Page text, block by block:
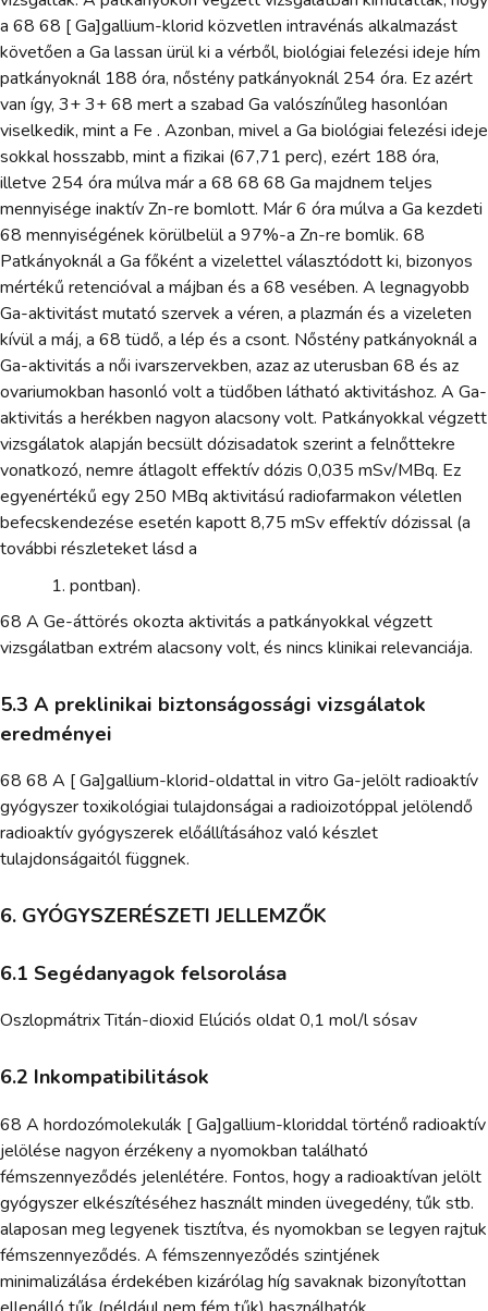
a 68 68 [ Ga]gallium-klorid közvetlen intravénás alkalmazást
követően a Ga lassan ürül ki a vérből, biológiai felezési ideje hím
patkányoknál 188 óra, nőstény patkányoknál 254 óra. Ez azért
van így, 3+ 3+ 68 mert a szabad Ga valószínűleg hasonlóan
viselkedik, mint a Fe . Azonban, mivel a Ga biológiai felezési ideje
sokkal hosszabb, mint a fizikai (67,71 perc), ezért 188 óra,
illetve 254 óra múlva már a 68 68 68 Ga majdnem teljes
mennyisége inaktív Zn-re bomlott. Már 6 óra múlva a Ga kezdeti
68 mennyiségének körülbelül a 97%-a Zn-re bomlik. 68
Patkányoknál a Ga főként a vizelettel választódott ki, bizonyos
mértékű retencióval a májban és a 68 vesében. A legnagyobb
Ga-aktivitást mutató szervek a véren, a plazmán és a vizeleten
kívül a máj, a 68 tüdő, a lép és a csont. Nőstény patkányoknál a
Ga-aktivitás a női ivarszervekben, azaz az uterusban 68 és az
ovariumokban hasonló volt a tüdőben látható aktivitáshoz. A Ga-
aktivitás a herékben nagyon alacsony volt. Patkányokkal végzett
vizsgálatok alapján becsült dózisadatok szerint a felnőttekre
vonatkozó, nemre átlagolt effektív dózis 0,035 mSv/MBq. Ez
egyenértékű egy 250 MBq aktivitású radiofarmakon véletlen
befecskendezése esetén kapott 8,75 mSv effektív dózissal (a
további részleteket lásd a
pontban).
68 A Ge-áttörés okozta aktivitás a patkányokkal végzett
vizsgálatban extrém alacsony volt, és nincs klinikai relevanciája.
5.3 A preklinikai biztonságossági vizsgálatok
eredményei
68 68 A [ Ga]gallium-klorid-oldattal in vitro Ga-jelölt radioaktív
gyógyszer toxikológiai tulajdonságai a radioizotóppal jelölendő
radioaktív gyógyszerek előállításához való készlet
tulajdonságaitól függnek.
6. GYÓGYSZERÉSZETI JELLEMZŐK
6.1 Segédanyagok felsorolása
Oszlopmátrix Titán-dioxid Elúciós oldat 0,1 mol/l sósav
6.2 Inkompatibilitások
68 A hordozómolekulák [ Ga]gallium-kloriddal történő radioaktív
jelölése nagyon érzékeny a nyomokban található
fémszennyeződés jelenlétére. Fontos, hogy a radioaktívan jelölt
gyógyszer elkészítéséhez használt minden üvegedény, tűk stb.
alaposan meg legyenek tisztítva, és nyomokban se legyen rajtuk
fémszennyeződés. A fémszennyeződés szintjének
minimalizálása érdekében kizárólag híg savaknak bizonyítottan